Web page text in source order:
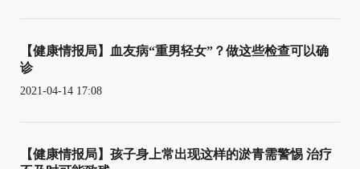
【健康情报局】血友病“重男轻女”？做这些检查可以确
诊
2021-04-14 17:08
【健康情报局】孩子身上常出现这样的淤青需警惕 治疗